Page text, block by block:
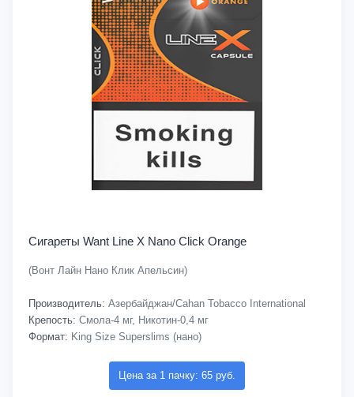
Сигареты Want Line X Nano Click Orange
(Вонт Лайн Нано Клик Апельсин)
Производитель: Азербайджан/Cahan Tobacco International
Крепость: Смола-4 мг, Никотин-0,4 мг
Формат: King Size Superslims (нано)
Цена за 1 пачку: 65 руб.